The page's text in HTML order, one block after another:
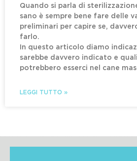
Quando si parla di
sano è sempre bene fare delle
preliminari per capire se,
farlo.
In questo articolo diamo
sarebbe davvero indicato e
potrebbero esserci nel cane
LEGGI TUTTO »